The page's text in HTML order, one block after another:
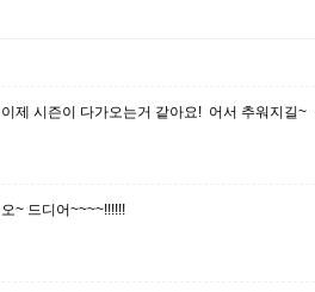
이제 시즌이 다가오는거 같아요! 어서 추워지길~
오~ 드디어~~~~!!!!!!